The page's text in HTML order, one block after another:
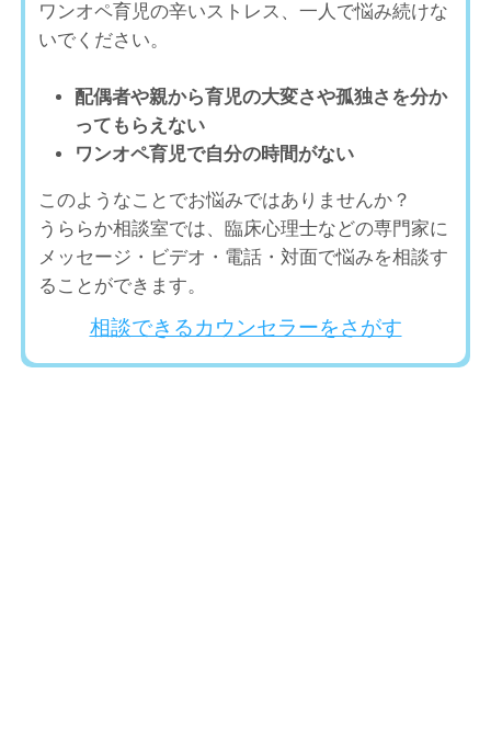
ワンオペ育児の辛いストレス、一人で悩み続けな
いでください。
配偶者や親から育児の大変さや孤独さを分か
ってもらえない
ワンオペ育児で自分の時間がない
このようなことでお悩みではありませんか？
うららか相談室では、臨床心理士などの専門家に
メッセージ・ビデオ・電話・対面で悩みを相談す
ることができます。
相談できるカウンセラーをさがす